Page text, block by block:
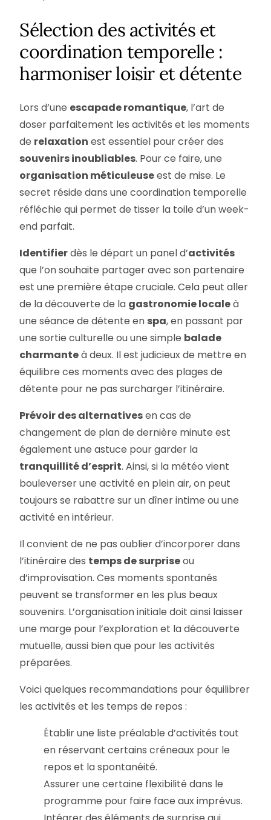
Sélection des activités et
coordination temporelle :
harmoniser loisir et détente
Lors d’une escapade romantique, l’art de
doser parfaitement les activités et les moments
de relaxation est essentiel pour créer des
souvenirs inoubliables. Pour ce faire, une
organisation méticuleuseest de mise. Le
secret réside dans une coordination temporelle
réfléchie qui permet de tisser la toile d’un week-
end parfait.
Identifierdès le départ un panel d’activités
que l’on souhaite partager avec son partenaire
est une première étape cruciale. Cela peut aller
de la découverte de la gastronomie localeà
une séance de détente en spa, en passant par
une sortie culturelle ou une simple balade
charmanteà deux. Il est judicieux de mettre en
équilibre ces moments avec des plages de
détente pour ne pas surcharger l’itinéraire.
Prévoir des alternativesen cas de
changement de plan de dernière minute est
également une astuce pour garder la
tranquillité d’esprit. Ainsi, si la météo vient
bouleverser une activité en plein air, on peut
toujours se rabattre sur un dîner intime ou une
activité en intérieur.
Il convient de ne pas oublier d’incorporer dans
l’itinéraire des temps de surpriseou
d’improvisation. Ces moments spontanés
peuvent se transformer en les plus beaux
souvenirs. L’organisation initiale doit ainsi laisser
une marge pour l’exploration et la découverte
mutuelle, aussi bien que pour les activités
préparées.
Voici quelques recommandations pour équilibrer
les activités et les temps de repos :
Établir une liste préalable d’activités tout
en réservant certains créneaux pour le
repos et la spontanéité.
Assurer une certaine flexibilité dans le
programme pour faire face aux imprévus.